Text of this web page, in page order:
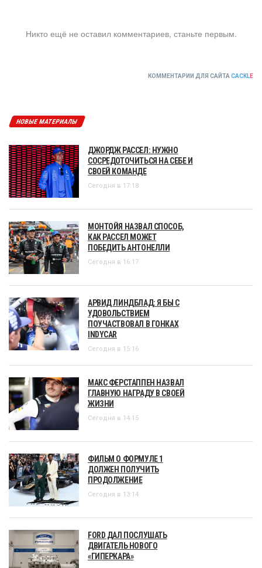
Никто ещё не оставил комментариев, станьте первым.
КОММЕНТАРИИ ДЛЯ САЙТА CACKLE
НОВЫЕ МАТЕРИАЛЫ
ДЖОРДЖ РАССЕЛ: НУЖНО
СОСРЕДОТОЧИТЬСЯ НА СЕБЕ И
СВОЕЙ КОМАНДЕ
Сегодня в 17:18
МОНТОЙЯ НАЗВАЛ СПОСОБ,
КАК РАССЕЛ МОЖЕТ
ПОБЕДИТЬ АНТОНЕЛЛИ
Сегодня в 16:17
АРВИД ЛИНДБЛАД: Я БЫ С
УДОВОЛЬСТВИЕМ
ПОУЧАСТВОВАЛ В ГОНКАХ
INDYCAR
Сегодня в 15:16
МАКС ФЕРСТАППЕН НАЗВАЛ
ГЛАВНУЮ НАГРАДУ В СВОЕЙ
ЖИЗНИ
Сегодня в 14:15
ФИЛЬМ О ФОРМУЛЕ 1
ДОЛЖЕН ПОЛУЧИТЬ
ПРОДОЛЖЕНИЕ
Сегодня в 13:14
FORD ДАЛ ПОСЛУШАТЬ
ДВИГАТЕЛЬ НОВОГО
«ГИПЕРКАРА»